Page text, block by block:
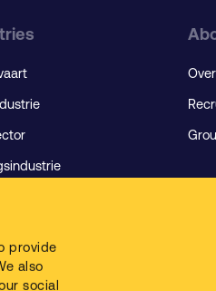
provide
also
social
en Verf